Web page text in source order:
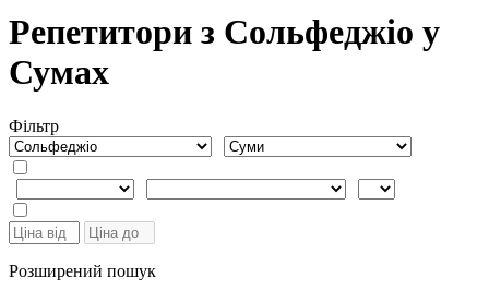
Репетитори з Сольфеджіо у
Сумах
Фiльтр
Розширений пошук